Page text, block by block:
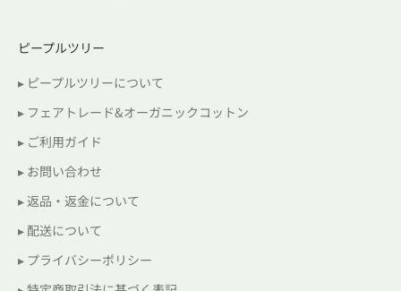
ピープルツリー
▸ ピープルツリーについて
▸ フェアトレード&オーガニックコットン
▸ ご利用ガイド
▸ お問い合わせ
▸ 返品・返金について
▸ 配送について
▸ プライバシーポリシー